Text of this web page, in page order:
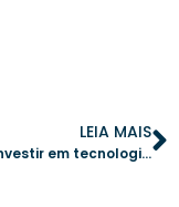
LEIA MAIS
Por que investir em tecnologia: 7 motivos para modernizar a gestão do seu condomínio